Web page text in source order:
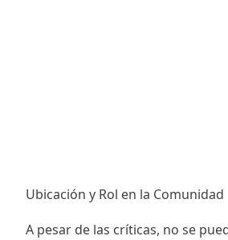
Ubicación y Rol en la Comunidad
A pesar de las críticas, no se